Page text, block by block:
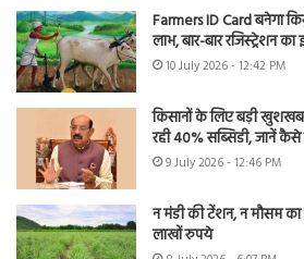
Farmers ID Card बनेगा
लाभ, बार-बार रजिस्ट्रेशन
10 July 2026 - 12:42 PM
किसानों के लिए बड़ी
रही 40% सब्सिडी, जानें
9 July 2026 - 12:46 PM
न मंडी की टेंशन, न मौसम
लाखों रुपये